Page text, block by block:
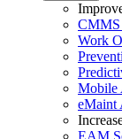
CMMS
Work
Mobile
eMaint
EAM